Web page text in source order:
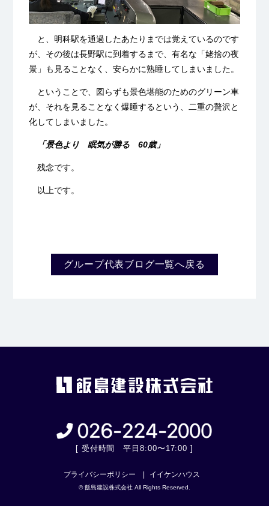
と、明科駅を通過したあたりまでは覚えているのです
が、 その後は長野駅に到着するまで、有名な「姥捨の夜
景」も見ることなく、安らかに熟睡してしまいました。
ということで、図らずも景色堪能のためのグリーン車
が、それを見ることなく爆睡するという、二重の贅沢と
化してしまいました。
「景色より 眠気が勝る 60歳」
残念です。
以上です。
グループ代表ブログ一覧へ戻る
[ 受付時間 平日8:00〜17:00 ]
プライバシーポリシー イイケンハウス
© 飯島建設株式会社 All Rights Reserved.